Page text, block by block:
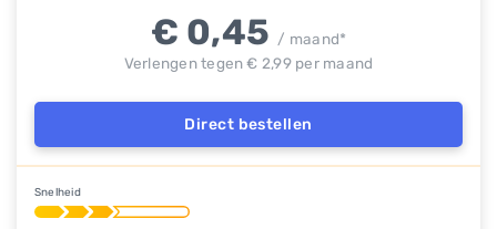
€ 0,45 / maand*
Verlengen tegen € 2,99 per maand
Direct bestellen
Snelheid